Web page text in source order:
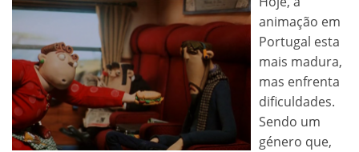
animação em
Portugal esta
mais madura,
mas enfrenta
dificuldades.
Sendo um
género que,